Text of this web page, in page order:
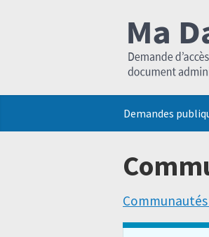
Demandes